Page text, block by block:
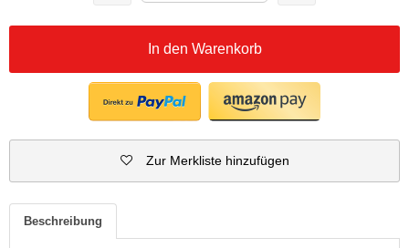
In den Warenkorb
Zur Merkliste hinzufügen
Beschreibung